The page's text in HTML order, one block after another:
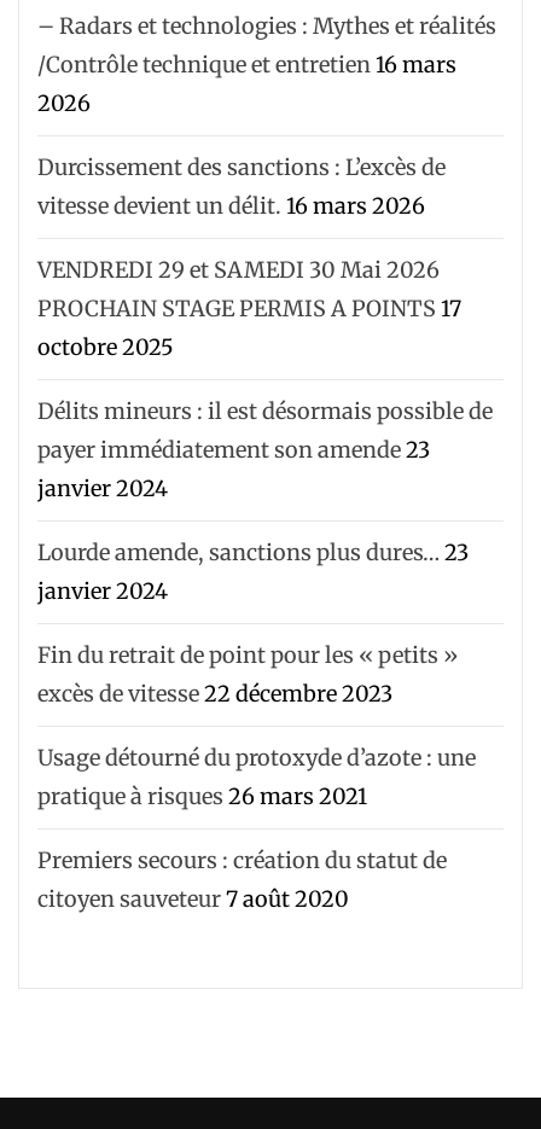
– Radars et technologies : Mythes et réalités
/Contrôle technique et entretien16 mars
2026
Durcissement des sanctions : L’excès de
vitesse devient un délit. 16 mars 2026
VENDREDI 29 et SAMEDI 30 Mai 2026
PROCHAIN STAGE PERMIS A POINTS 17
octobre 2025
Délits mineurs : il est désormais possible de
payer immédiatement son amende23
janvier 2024
Lourde amende, sanctions plus dures… 23
janvier 2024
Fin du retrait de point pour les « petits »
excès de vitesse22 décembre 2023
Usage détourné du protoxyde d’azote : une
pratique à risques 26 mars 2021
Premiers secours : création du statut de
citoyen sauveteur7 août 2020